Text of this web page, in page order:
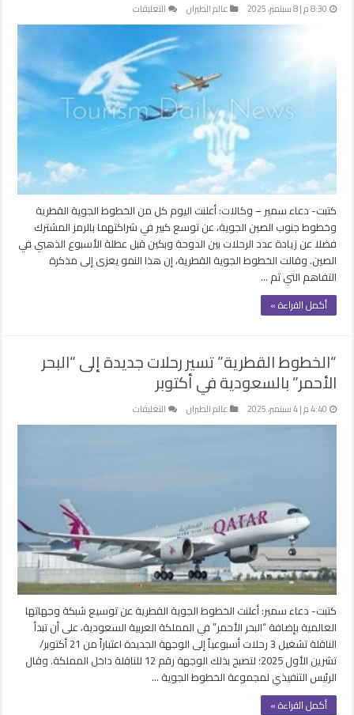
8:30 م | 8 سبتمبر، 2025 عالم الطيران التعليقات
“القطرية”
شراكتها
بالرمز
مع
خطوط
جنوب
الجوية
مغلقة
كتبت- دعاء سمير – وكالات: أعلنت اليوم كل من الخطوط الجوية القطرية
وخطوط جنوب الصين الجوية، عن توسع كبير في شراكتهما بالرمز المشترك
فضلا عن زيادة عدد الرحلات بين الدوحة وبكين قبل عطلة الأسبوع الذهبي في
الصين. وقالت الخطوط الجوية القطرية، إن هذا النمو يعزى إلى مذكرة
التفاهم التي تم …
أكمل القراءة »
“الخطوط القطرية” تسير رحلات جديدة إلى “البحر
الأحمر” بالسعودية في أكتوبر
4:40 م | 4 سبتمبر، 2025 عالم الطيران التعليقات
“الخطوط
الأحمر”
بالسعودية
في
أكتوبر
مغلقة
كتبت- دعاء سمير: أعلنت الخطوط الجوية القطرية عن توسيع شبكة وجهاتها
العالمية بإضافة “البحر الأحمر” في المملكة العربية السعودية، على أن تبدأ
الناقلة تشغيل 3 رحلات أسبوعياً إلى الوجهة الجديدة اعتباراً من 21 أكتوبر/
تشرين الأول 2025؛ لتصبح بذلك الوجهة رقم 12 للناقلة داخل المملكة. وقال
الرئيس التنفيذي لمجموعة الخطوط الجوية …
أكمل القراءة »